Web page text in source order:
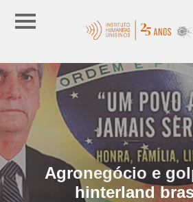
Agronegócio e
hinterland